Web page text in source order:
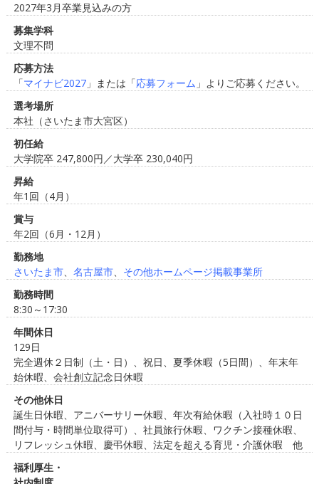
2027年3月卒業見込みの方
募集学科
文理不問
応募方法
「マイナビ2027」または「応募フォーム 」よりご応募ください。
選考場所
本社（さいたま市大宮区）
初任給
大学院卒 247,800円／大学卒 230,040円
昇給
年1回（4月）
賞与
年2回（6月・12月）
勤務地
さいたま市、 名古屋市、 その他ホームページ掲載事業所
勤務時間
8:30～17:30
年間休日
129日
完全週休２日制（土・日）、祝日、夏季休暇（5日間）、年末年
始休暇、会社創立記念日休暇
その他休日
誕生日休暇、アニバーサリー休暇、年次有給休暇（入社時１０日
間付与・時間単位取得可）、社員旅行休暇、ワクチン接種休暇、
リフレッシュ休暇、慶弔休暇、法定を超える育児・介護休暇 他
福利厚生・